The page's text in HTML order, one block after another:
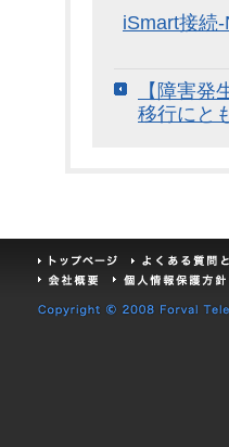
iSmart接続
【障害
移行にと